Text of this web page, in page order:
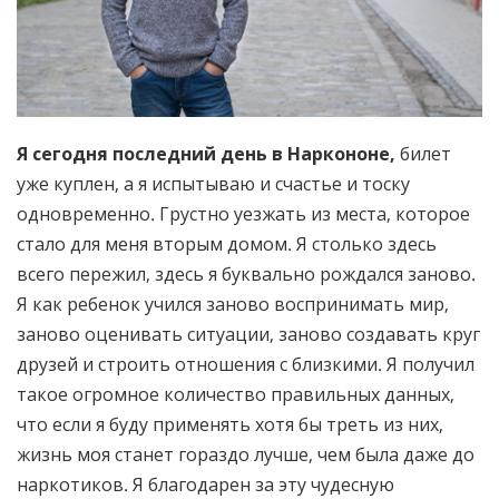
Я сегодня последний день в Наркононе, билет
уже куплен, а я испытываю и счастье и тоску
одновременно. Грустно уезжать из места, которое
стало для меня вторым домом. Я столько здесь
всего пережил, здесь я буквально рождался заново.
Я как ребенок учился заново воспринимать мир,
заново оценивать ситуации, заново создавать круг
друзей и строить отношения с близкими. Я получил
такое огромное количество правильных данных,
что если я буду применять хотя бы треть из них,
жизнь моя станет гораздо лучше, чем была даже до
наркотиков. Я благодарен за эту чудесную